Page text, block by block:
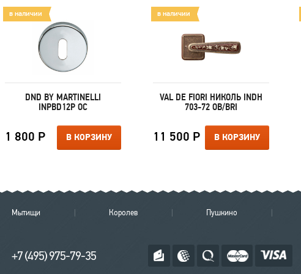
в наличии
DND BY MARTINELLI
INPBD12P OC
1 800 Р В КОРЗИНУ
в наличии
VAL DE FIORI НИКОЛЬ INDH
703-72 OB/BRI
11 500 Р В КОРЗИНУ
Мытищи Королев Пушкино
+7 (495) 975-79-35